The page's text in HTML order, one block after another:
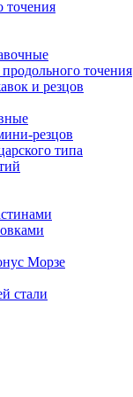
точения
точения
и резцов
резцов
типа
Морзе
стали